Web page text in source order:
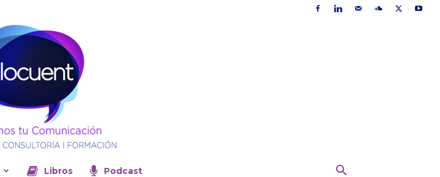
Libros Podcast